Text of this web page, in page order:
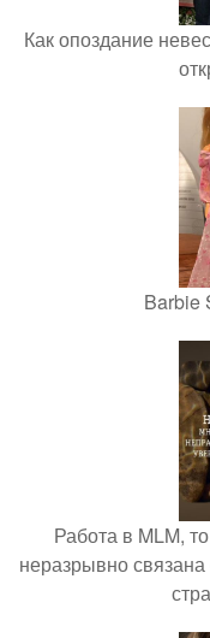
Как опоздание
Barbie
Работа в MLM,
неразрывно связана